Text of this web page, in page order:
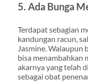
5. Ada Bunga
Terdapat sebagian
kandungan racun,
Jasmine. Walaupun
bisa menambahkan
akarnya yang telah
sebagai obat